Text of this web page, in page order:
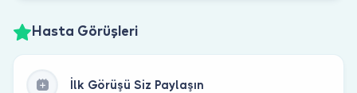
Hasta Görüşleri
İlk Görüşü Siz Paylaşın